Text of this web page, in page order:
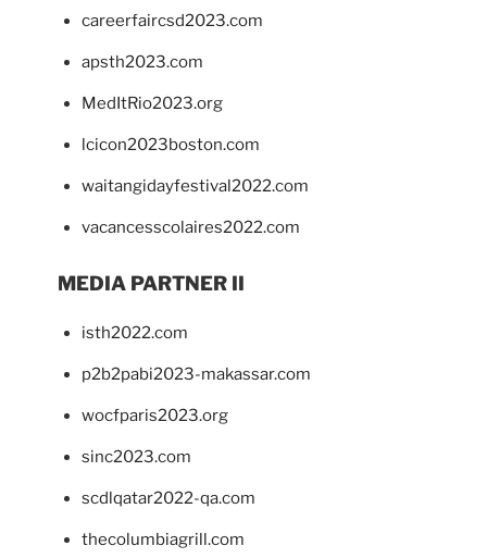
careerfaircsd2023.com
apsth2023.com
MedItRio2023.org
lcicon2023boston.com
waitangidayfestival2022.com
vacancesscolaires2022.com
MEDIA PARTNER II
isth2022.com
p2b2pabi2023-makassar.com
wocfparis2023.org
sinc2023.com
scdlqatar2022-qa.com
thecolumbiagrill.com